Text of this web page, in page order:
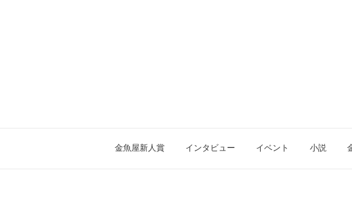
金魚屋新人賞 インタビュー イベント 小説